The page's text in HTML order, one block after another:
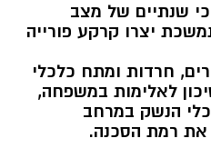
שנתיים של מצב
יצרו קרקע פורייה
חרדות ומתח כלכלי
לאלימות במשפחה,
כלי הנשק במרחב
את רמת הסכנה.